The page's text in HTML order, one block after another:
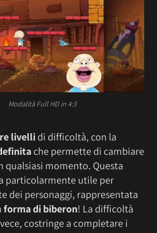
Modalità Full HD in 4:3
livellidi difficoltà, con la
che permette di cambiare
qualsiasi momento. Questa
particolarmente utile per
dei personaggi, rappresentata
forma di biberon! La difficoltà
costringe a completare i